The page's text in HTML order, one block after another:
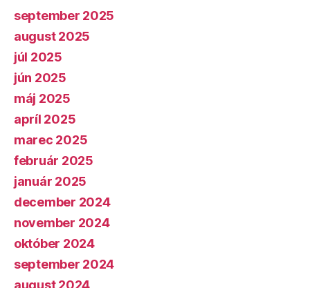
september 2025
august 2025
júl 2025
jún 2025
máj 2025
apríl 2025
marec 2025
február 2025
január 2025
december 2024
november 2024
október 2024
september 2024
august 2024